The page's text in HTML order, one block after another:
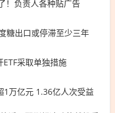
！负责人各种贴广告
糖出口或停滞至少三年
采取单独措施
1万亿元 1.36亿人次受益